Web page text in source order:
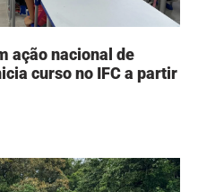
ação nacional de
curso no IFC a partir